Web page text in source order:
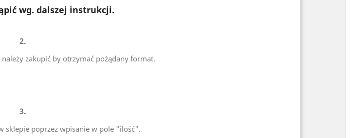
wg. dalszej instrukcji.
2.
zakupić by otrzymać pożądany format.
3.
sklepie poprzez wpisanie w pole "ilość".